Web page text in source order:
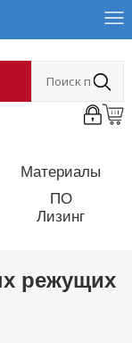
Материалы
ПО
Лизинг
режущих